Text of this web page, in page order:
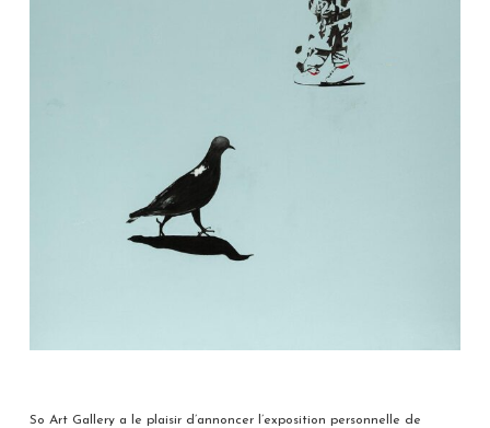
So Art Gallery a le plaisir d’annoncer l’exposition personnelle de